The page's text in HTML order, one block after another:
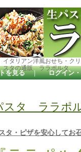
イタリアン洋風おせち・ク
スタの通販 ララポルタ
を見る ｜ ログイン
スタ ララポ
タ・ピザを安心してお